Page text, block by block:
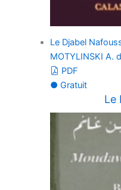
Le Djabel
MOTYLINSKI A.
PDF
● Gratuit
Le